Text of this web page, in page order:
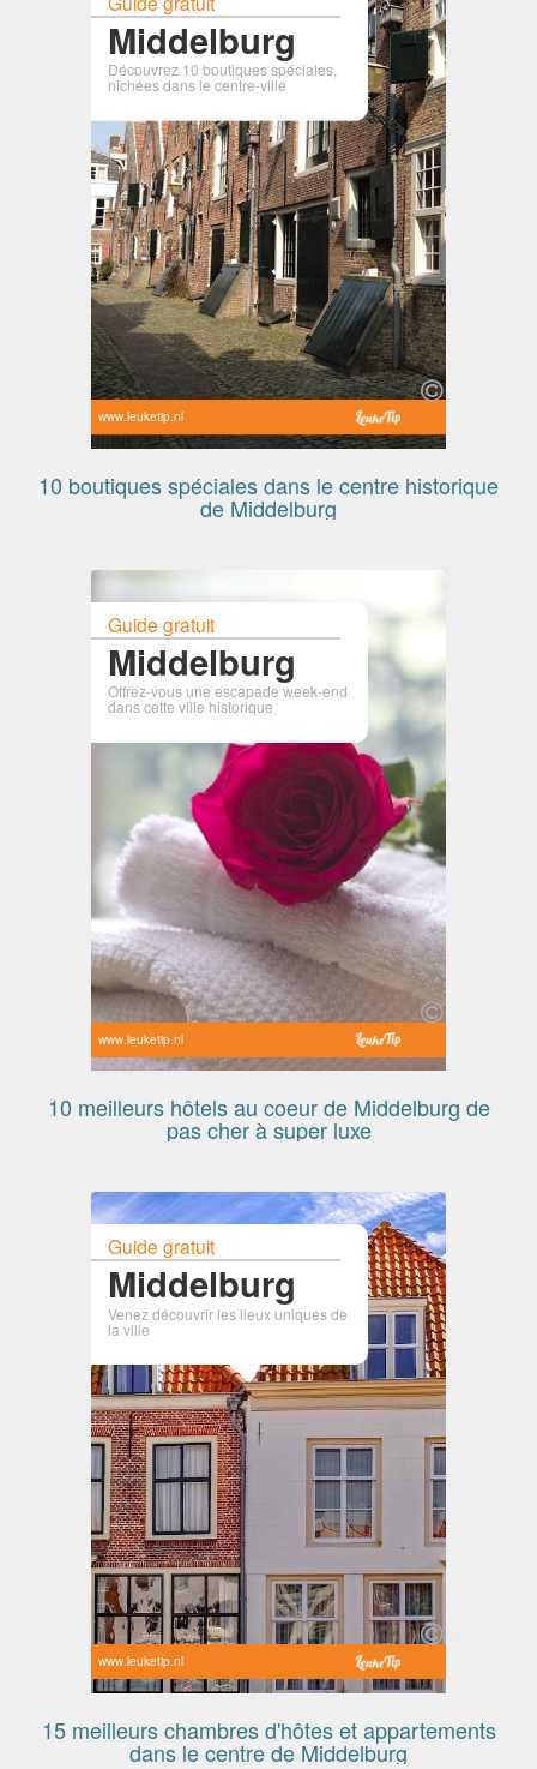
Middelburg
Découvrez 10 boutiques spéciales,
nichées dans le centre-ville
www.leuketip.nl
10 boutiques spéciales dans le centre historique
de Middelburg
Guide gratuit
Middelburg
Offrez-vous une escapade week-end
dans cette ville historique
www.leuketip.nl
10 meilleurs hôtels au coeur de Middelburg de
pas cher à super luxe
Guide gratuit
Middelburg
Venez découvrir les lieux uniques de
la ville
www.leuketip.nl
15 meilleurs chambres d'hôtes et appartements
dans le centre de Middelburg